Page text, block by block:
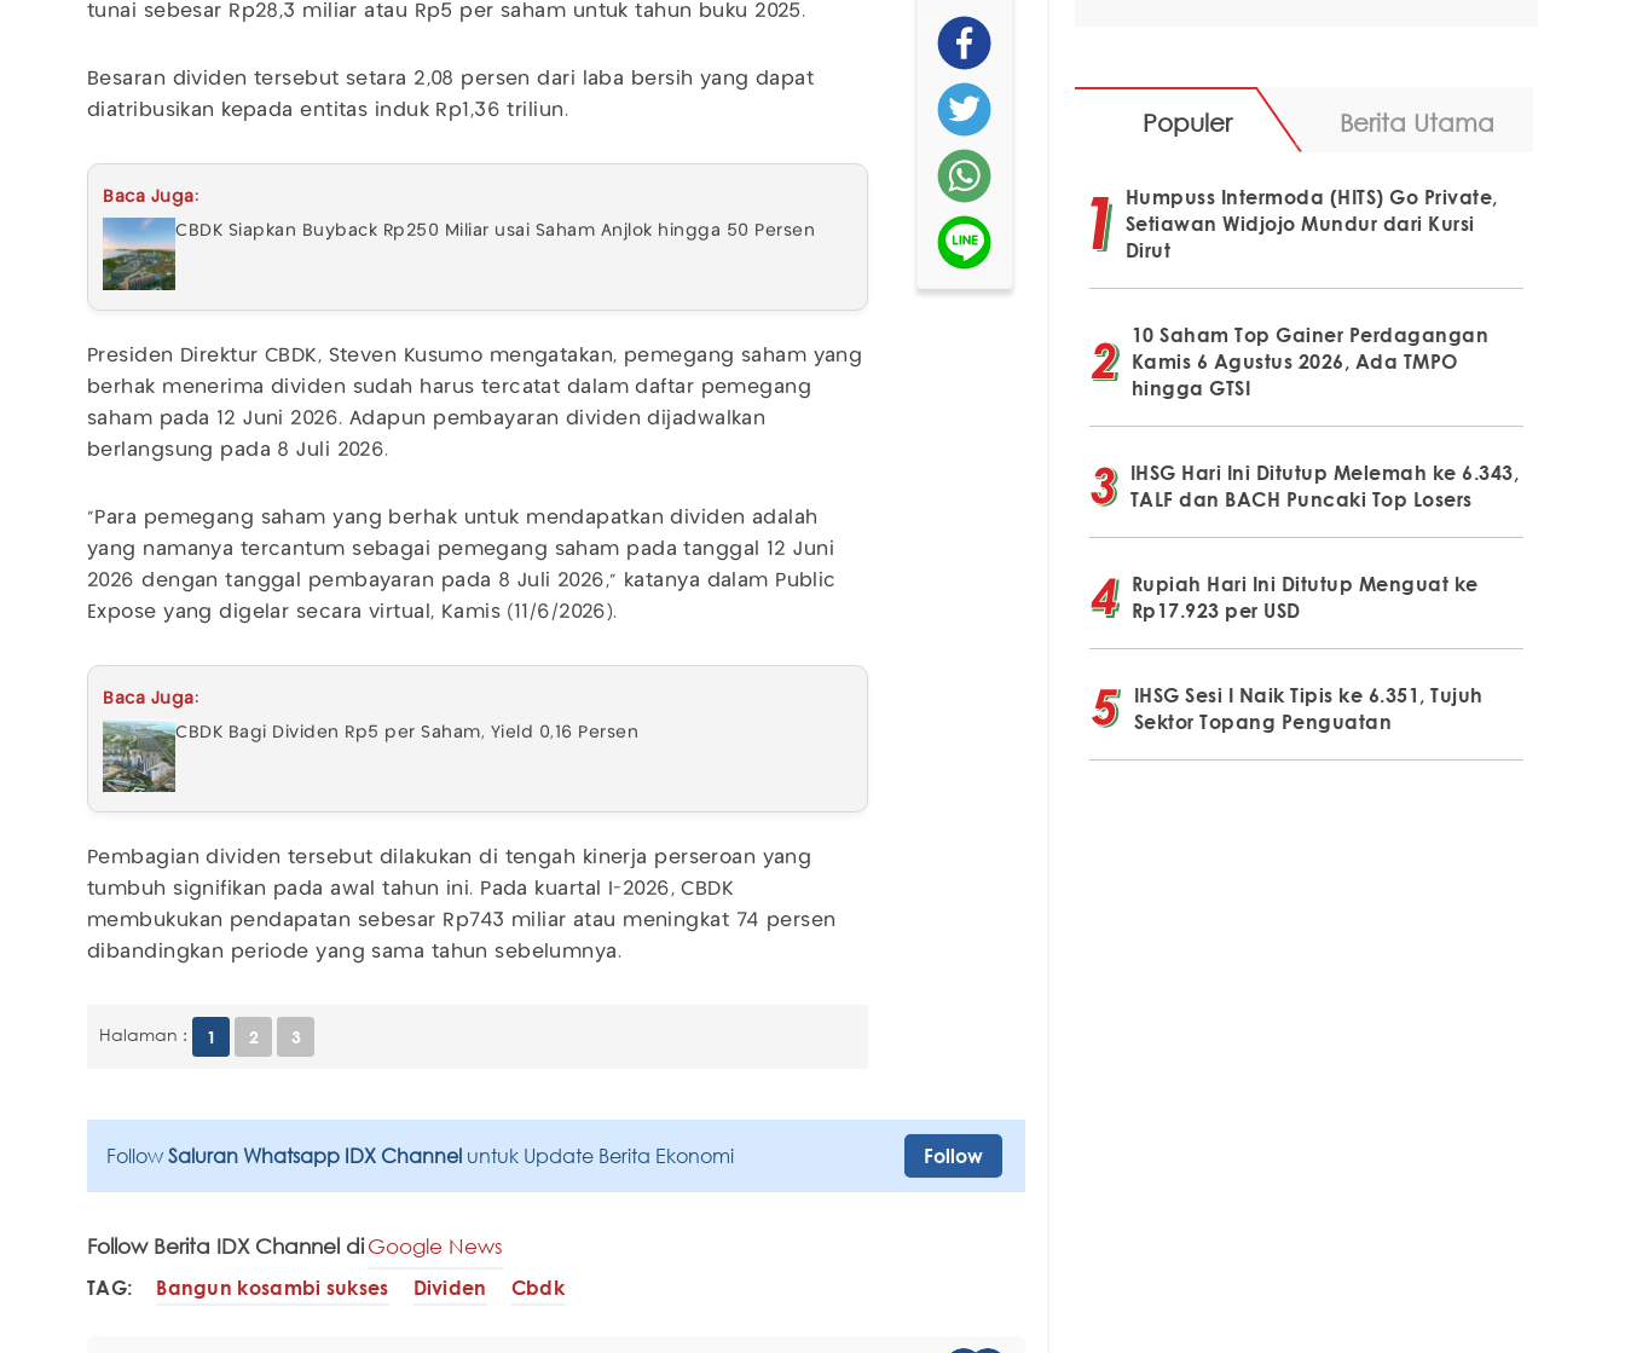
tunai sebesar Rp28,3 miliar atau Rp5 per saham untuk tahun buku 2025.
Besaran dividen tersebut setara 2,08 persen dari laba bersih yang dapat
diatribusikan kepada entitas induk Rp1,36 triliun.
Baca Juga:
CBDK Siapkan Buyback Rp250 Miliar usai Saham Anjlok hingga 50 Persen
Presiden Direktur CBDK, Steven Kusumo mengatakan, pemegang saham yang
berhak menerima dividen sudah harus tercatat dalam daftar pemegang
saham pada 12 Juni 2026. Adapun pembayaran dividen dijadwalkan
berlangsung pada 8 Juli 2026.
"Para pemegang saham yang berhak untuk mendapatkan dividen adalah
yang namanya tercantum sebagai pemegang saham pada tanggal 12 Juni
2026 dengan tanggal pembayaran pada 8 Juli 2026," katanya dalam Public
Expose yang digelar secara virtual, Kamis (11/6/2026).
Baca Juga:
CBDK Bagi Dividen Rp5 per Saham, Yield 0,16 Persen
Pembagian dividen tersebut dilakukan di tengah kinerja perseroan yang
tumbuh signifikan pada awal tahun ini. Pada kuartal I-2026, CBDK
membukukan pendapatan sebesar Rp743 miliar atau meningkat 74 persen
dibandingkan periode yang sama tahun sebelumnya.
Halaman : 1 2 3
Follow Saluran Whatsapp IDX Channel untuk Update Berita Ekonomi Follow
Follow Berita IDX Channel diGoogle News
TAG: Bangun kosambi sukses Dividen Cbdk
Populer Berita Utama
Humpuss Intermoda (HITS) Go Private,
Setiawan Widjojo Mundur dari Kursi
Dirut
10 Saham Top Gainer Perdagangan
Kamis 6 Agustus 2026, Ada TMPO
hingga GTSI
IHSG Hari Ini Ditutup Melemah ke 6.343,
TALF dan BACH Puncaki Top Losers
Rupiah Hari Ini Ditutup Menguat ke
Rp17.923 per USD
IHSG Sesi I Naik Tipis ke 6.351, Tujuh
Sektor Topang Penguatan